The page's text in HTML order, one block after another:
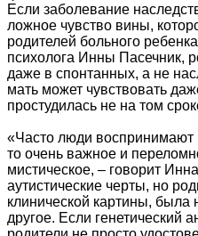
Если заболевание
ложное чувство вины,
родителей больного
психолога Инны Пасечник,
даже в спонтанных, а не
мать может чувствовать
простудилась не на том
«Часто люди воспринимают
то очень важное и
мистическое, – говорит
аутистические черты, но
клинической картины, была
другое. Если генетический